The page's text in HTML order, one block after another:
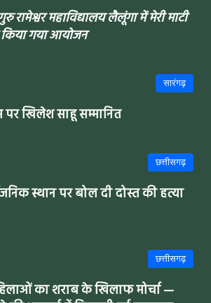
रामेश्वर महाविद्यालय लैलूंगा मेंमेरी माटी
गया आयोजन
सारंगढ़
पर खिलेश साहू सम्मानित
छत्तीसगढ़
स्थान पर बोल दी दोस्त की हत्या
छत्तीसगढ़
का शराब के खिलाफ मोर्चा —